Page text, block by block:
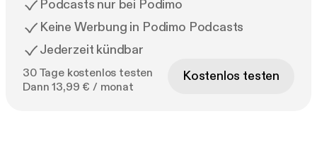
Podcasts nur bei Podimo
Keine Werbung in Podimo Podcasts
Jederzeit kündbar
30 Tage kostenlos testen
Dann 13,99 € / monat
Kostenlos testen